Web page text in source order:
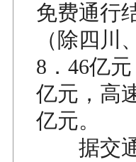
免费通行
（除四
8．46亿
亿元，高
亿元。
据交通